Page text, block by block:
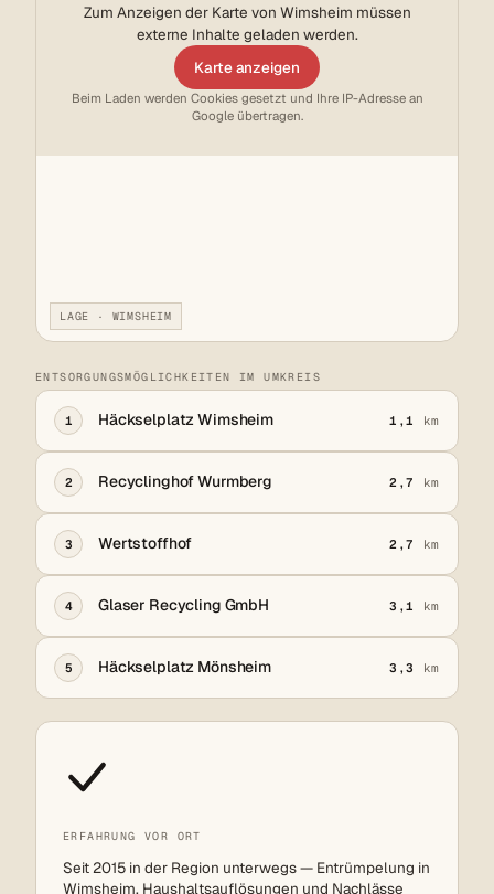
Zum Anzeigen der Karte von Wimsheim müssen
externe Inhalte geladen werden.
Karte anzeigen
Beim Laden werden Cookies gesetzt und Ihre IP-Adresse an
Google übertragen.
LAGE · WIMSHEIM
ENTSORGUNGSMÖGLICHKEITEN IM UMKREIS
1 Häckselplatz Wimsheim 1,1 km
2 Recyclinghof Wurmberg 2,7 km
3 Wertstoffhof 2,7 km
4 Glaser Recycling GmbH 3,1 km
5 Häckselplatz Mönsheim 3,3 km
ERFAHRUNG VOR ORT
Seit 2015 in der Region unterwegs — Entrümpelung in
Wimsheim, Haushaltsauflösungen und Nachlässe